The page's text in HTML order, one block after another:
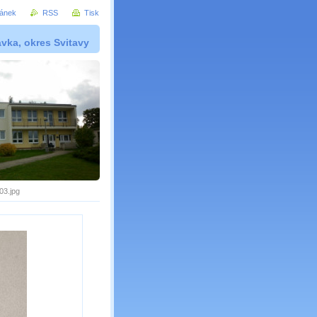
okres Svitavy
RSS Tisk